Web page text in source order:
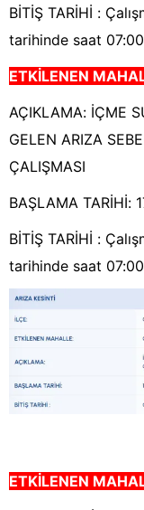
BİTİŞ TARİHİ :
tarihinde saat
ETKİLENEN
AÇIKLAMA: İÇME
GELEN ARIZA
ÇALIŞMASI
BAŞLAMA TARİHİ:
BİTİŞ TARİHİ :
tarihinde saat
ETKİLENEN